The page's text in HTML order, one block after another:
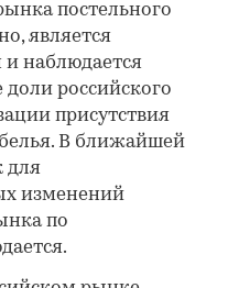
постельного
является
и наблюдается
российского
присутствия
В ближайшей
для
изменений
по